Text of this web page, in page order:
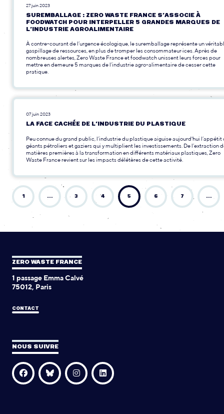
27 juin 2023
SUREMBALLAGE : ZERO WASTE FRANCE S’ASSOCIE À
FOODWATCH POUR INTERPELLER 5 GRANDES MARQUES DE
L’INDUSTRIE AGROALIMENTAIRE
À contre-courant de l’urgence écologique, le suremballage représente un
gaspillage de ressources, en plus de tromper les consommateur·ices. Après de
nombreuses alertes, Zero Waste France et foodwatch unissent leurs forces pour
mettre en demeure 5 marques de l’industrie agro-alimentaire de cesser cette
pratique.
07 juin 2023
LA FACE CACHÉE DE L’INDUSTRIE DU PLASTIQUE
Peu connue du grand public, l’industrie du plastique aiguise aujourd'hui l’appétit
géants pétroliers et gaziers qui y multiplient les investissements. De l’extraction
matières premières à la transformation en différents matériaux plastiques, Zero
Waste France revient sur les impacts délétères de cette activité.
1 … 3 4 5 6 7 …
ZERO WASTE FRANCE
1 passage Emma Calvé
75012, Paris
CONTACT
NOUS SUIVRE